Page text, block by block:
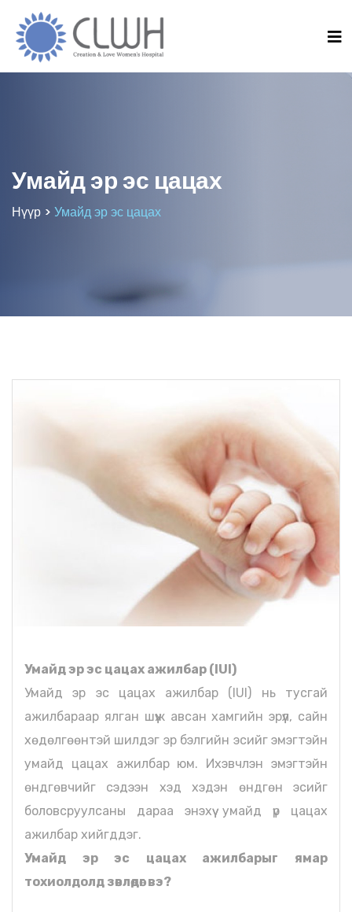
Умайд эр эс цацах
Нүүр > Умайд эр эс цацах
Умайд эр эс цацах ажилбар (IUI)
Умайд эр эс цацах ажилбар (IUI) нь тусгай
ажилбараар ялган шүүж авсан хамгийн эрүүл, сайн
хөдөлгөөнтэй шилдэг эр бэлгийн эсийг эмэгтэйн
умайд цацах ажилбар юм. Ихэвчлэн эмэгтэйн
өндгөвчийг сэдээн хэд хэдэн өндгөн эсийг
боловсруулсаны дараа энэхүү умайд үр цацах
ажилбар хийгддэг.
Умайд эр эс цацах ажилбарыг ямар
тохиолдолд зөвлөдөг вэ?